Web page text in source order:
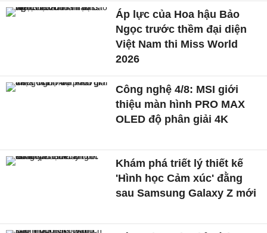
Áp lực của Hoa hậu Bảo
Ngọc trước thềm đại diện
Việt Nam thi Miss World
2026
Công nghệ 4/8: MSI giới
thiệu màn hình PRO MAX
OLED độ phân giải 4K
Khám phá triết lý thiết kế
'Hình học Cảm xúc' đằng
sau Samsung Galaxy Z mới